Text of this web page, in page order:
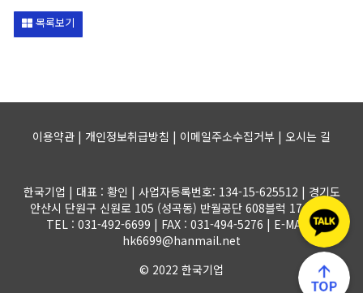
목록보기
이용약관 | 개인정보취급방침 | 이메일주소수집거부 | 오시는 길
한국기업 | 대표 : 황인 | 사업자등록번호: 134-15-625512 | 경기도
안산시 단원구 신원로 105 (성곡동) 반월공단 608블럭 17-1롯트
TEL : 031-492-6699 | FAX : 031-494-5276 | E-MAIL :
hk6699@hanmail.net
© 2022 한국기업